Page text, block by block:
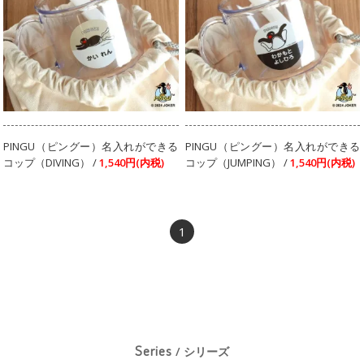
PINGU（ピングー）名入れができる
コップ（DIVING） /1,540円(内税)
PINGU（ピングー）名入れができる
コップ（JUMPING） /1,540円(内税)
1
Series / シリーズ